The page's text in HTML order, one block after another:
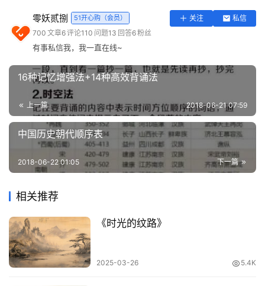
用
具
答
专
区
常
网
址
登录 注册
从表面简单粗暴的去处理。
因为面对一个问题，你所能做的就是从你已知的“知识库”中
寻求答案。比如一个高数问题，你用你已知的中学数学知识
来解答，能解答出来的概率是很小的；再比如“你为什么买
不起房”这个问题，大部分人的解读就是：因为穷，工资跟
不上房价这些。可事实上这并不是关键，里面还有经济问
题、土地供给、国家调控、教育和人才问题等等。
2、独立思考能力的差距。经常读书的人，思考和处理问题
的时候，更加独立和理性；相反的则比较从众和感性。比
要）；被媒体、大V或商家的诱导、煽动，而丧失了自主思
考和判断的能力，做出一些傻气、甚至危害他人的事情。
我们大部分人都不愿意做木偶，但事实上很多时候我们都被
一根根“线”给操控者。读书所体现出来的好处就是帮你“识别
零妖贰捌 51开心购（会员） 关注
私信
700 文章6评论110 问题13 回答6粉丝
有事私信我，我一直在线~
16种记忆增强法+14种高效背诵法
上一篇 2018-06-21 07:59
中国历史朝代顺序表
下一篇
2018-06-22 01:05
相关推荐
《时光的纹路》
2025-03-26 5.4K